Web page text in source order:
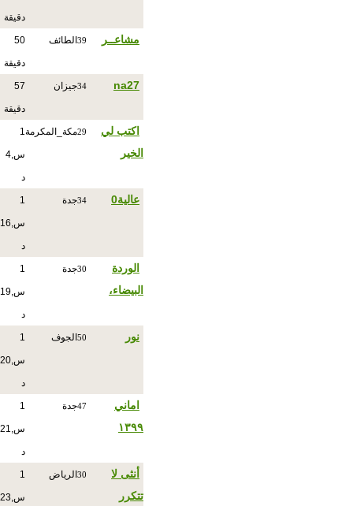
دقيقة
مشاعــر 39 الطائف 50
دقيقة
na27
34جيزان 57
دقيقة
اكتب لي
الخير
29مكة_المكرمة1
س,4
د
عالية0 34جدة 1
س,16
د
الوردة
البيضاء،
30جدة 1
س,19
د
نور 50 الجوف 1
س,20
د
اماني
١٣٩٩
47جدة 1
س,21
د
أنثى لا
تتكرر
30 الرياض 1
س,23